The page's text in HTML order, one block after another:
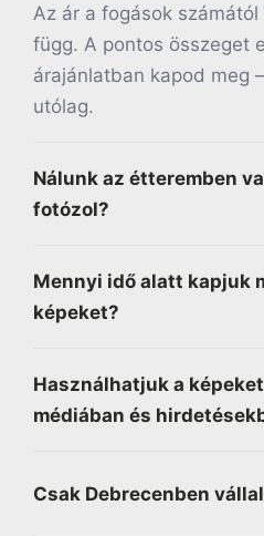
Az ár a fogások
függ. A pontos összeget
árajánlatban kapod meg
utólag.
Nálunk az étteremben
fotózol?
Mennyi idő alatt kapjuk
képeket?
Használhatjuk a
médiában és
Csak Debrecenben